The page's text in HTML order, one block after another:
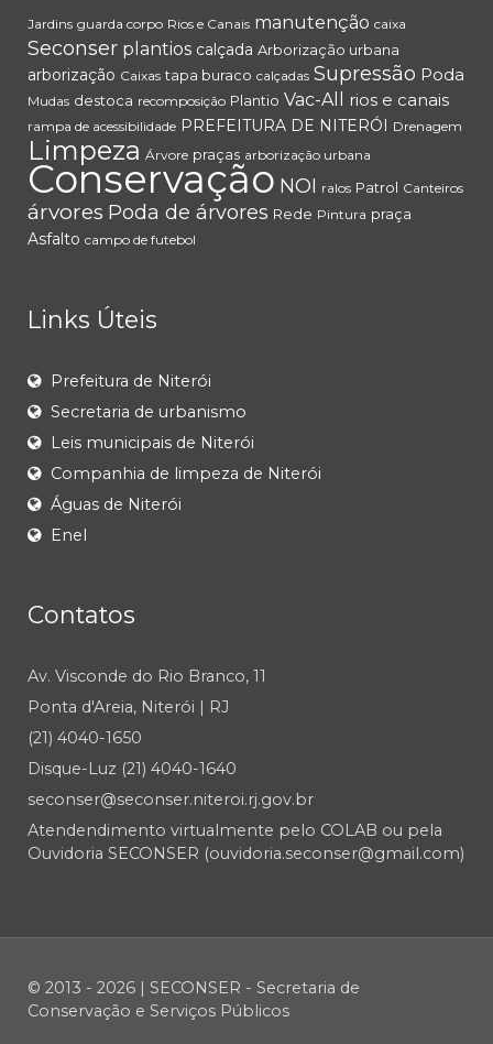
Jardins guarda corpo Rios e Canais manutenção caixa
Seconser plantios calçada Arborização urbana
arborização Caixas tapa buraco calçadas Supressão Poda
Mudas destoca recomposição Plantio Vac-All rios e canais
rampa de acessibilidade PREFEITURA DE NITERÓI Drenagem
Limpeza Árvore praças arborização urbana
Conservação NOI ralos Patrol Canteiros
árvores Poda de árvores Rede Pintura praça
Asfalto campo de futebol
Links Úteis
Prefeitura de Niterói
Secretaria de urbanismo
Leis municipais de Niterói
Companhia de limpeza de Niterói
Águas de Niterói
Enel
Contatos
Av. Visconde do Rio Branco, 11
Ponta d'Areia, Niterói | RJ
(21) 4040-1650
Disque-Luz (21) 4040-1640
seconser@seconser.niteroi.rj.gov.br
Atendendimento virtualmente pelo COLAB ou pela
Ouvidoria SECONSER (ouvidoria.seconser@gmail.com)
© 2013 - 2026 | SECONSER - Secretaria de
Conservação e Serviços Públicos